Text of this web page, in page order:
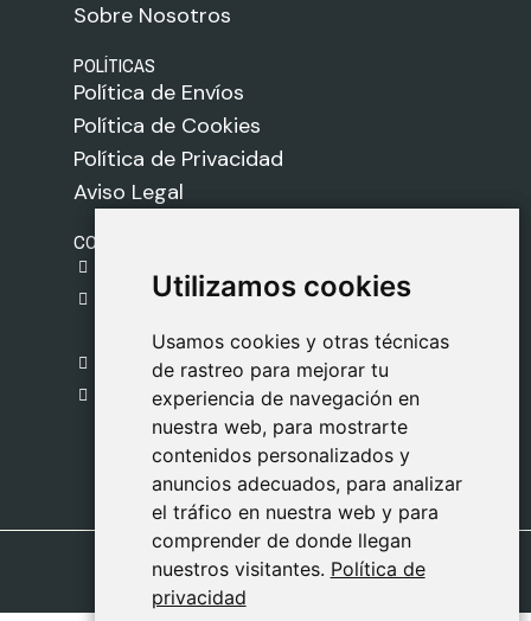
Utilizamos cookies
Usamos cookies y otras técnicas
de rastreo para mejorar tu
experiencia de navegación en
nuestra web, para mostrarte
contenidos personalizados y
anuncios adecuados, para analizar
el tráfico en nuestra web y para
comprender de donde llegan
nuestros visitantes. Política de
privacidad
Utilizamos cookies
Usamos cookies y otras técnicas
de rastreo para mejorar tu
experiencia de navegación en
nuestra web, para mostrarte
contenidos personalizados y
anuncios adecuados, para analizar
el tráfico en nuestra web y para
comprender de donde llegan
nuestros visitantes. Política de
privacidad
Sobre Nosotros
POLÍTICAS
Política de Envíos
Política de Cookies
Política de Privacidad
Aviso Legal
CONTACTO
C. del Pradillo, 6, 28770 Colmenar Viejo,
Madrid
918 459 877
Lunes a Viernes
09:00 - 13:00